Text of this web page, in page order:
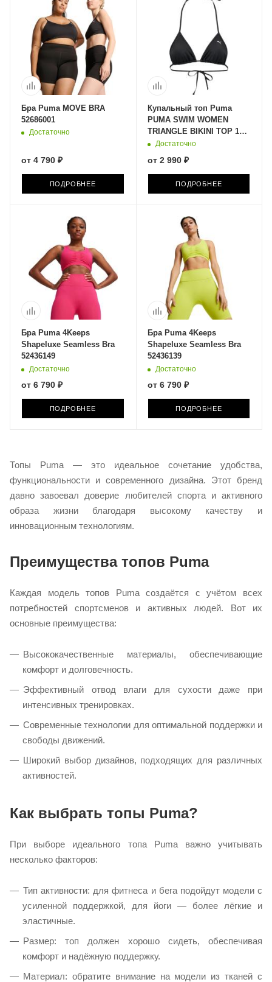
Бра Puma MOVE BRA
52686001
Достаточно
от 4 790 ₽
ПОДРОБНЕЕ
Купальный топ Puma
PUMA SWIM WOMEN
TRIANGLE BIKINI TOP 1P
90766605
Достаточно
от 2 990 ₽
ПОДРОБНЕЕ
Бра Puma 4Keeps
Shapeluxe Seamless Bra
52436149
Достаточно
от 6 790 ₽
ПОДРОБНЕЕ
Бра Puma 4Keeps
Shapeluxe Seamless Bra
52436139
Достаточно
от 6 790 ₽
ПОДРОБНЕЕ
Топы Puma — это идеальное сочетание удобства,
функциональности и современного дизайна. Этот бренд
давно завоевал доверие любителей спорта и активного
образа жизни благодаря высокому качеству и
инновационным технологиям.
Преимущества топов Puma
Каждая модель топов Puma создаётся с учётом всех
потребностей спортсменов и активных людей. Вот их
основные преимущества:
Высококачественные материалы, обеспечивающие
комфорт и долговечность.
Эффективный отвод влаги для сухости даже при
интенсивных тренировках.
Современные технологии для оптимальной поддержки и
свободы движений.
Широкий выбор дизайнов, подходящих для различных
активностей.
Как выбрать топы Puma?
При выборе идеального топа Puma важно учитывать
несколько факторов:
Тип активности: для фитнеса и бега подойдут модели с
усиленной поддержкой, для йоги — более лёгкие и
эластичные.
Размер: топ должен хорошо сидеть, обеспечивая
комфорт и надёжную поддержку.
Материал: обратите внимание на модели из тканей с